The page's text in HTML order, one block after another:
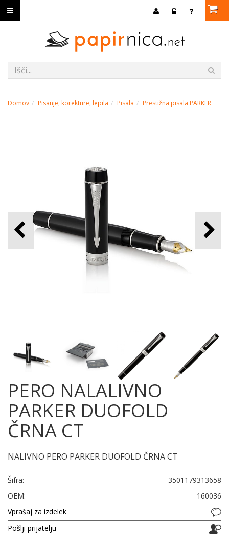
Domov Pisanje, korekture, lepila Pisala Prestižna pisala PARKER
PERO NALALIVNO
PARKER DUOFOLD
ČRNA CT
NALIVNO PERO PARKER DUOFOLD ČRNA CT
Šifra:
3501179313658
OEM:
160036
Vprašaj za izdelek
Pošlji prijatelju